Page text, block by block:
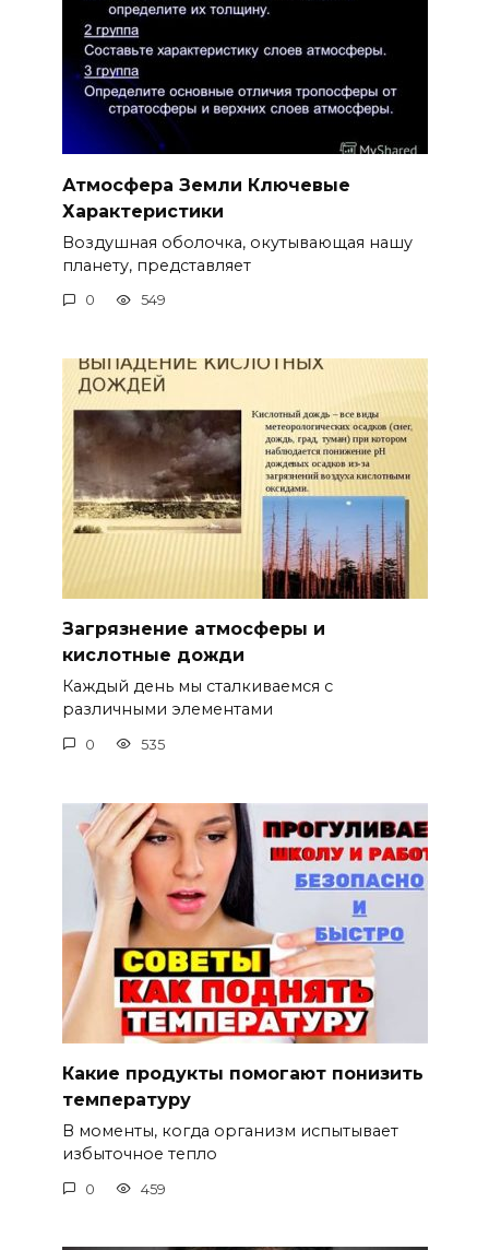
Атмосфера Земли Ключевые
Характеристики
Воздушная оболочка, окутывающая нашу
планету, представляет
0 549
Загрязнение атмосферы и
кислотные дожди
Каждый день мы сталкиваемся с
различными элементами
0 535
Какие продукты помогают понизить
температуру
В моменты, когда организм испытывает
избыточное тепло
0 459